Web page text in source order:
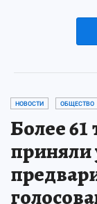
НОВОСТИ ОБЩЕСТВО
Более 61
приняли